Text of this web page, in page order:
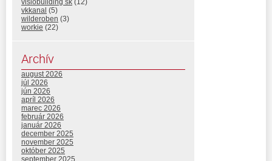
vkkanal (5)
wilderoben (3)
workie (22)
Archív
august 2026
júl 2026
jún 2026
apríl 2026
marec 2026
február 2026
január 2026
december 2025
november 2025
október 2025
september 2025